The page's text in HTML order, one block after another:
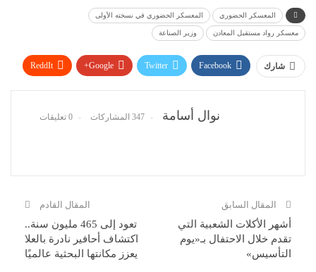
المعسكر الحضوري المعسكر الحضوري في نسخته الأولى
معسكر رواد مستقبل المعادن وزير الصناعة
شارك Facebook
Twitter
Google+
ReddIt
نوال أسامة 347 المشاركات 0 تعليقات
المقال السابق
أشهر الأكلات الشعبية التي
تقدم خلال الاحتفال بـ«يوم
التأسيس»
المقال القادم
تعود إلى 465 مليون سنة..
اكتشاف أحافير نادرة بالعلا
يعزز مكانتها البحثية عالميًا